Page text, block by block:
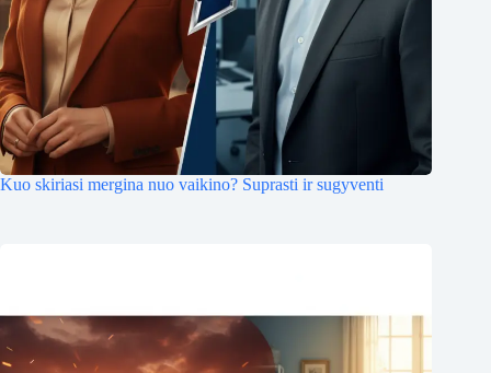
Kuo skiriasi mergina nuo vaikino? Suprasti ir sugyventi